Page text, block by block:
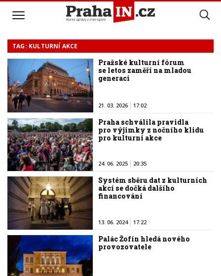
TAG: KULTURNÍ AKCE
Pražské kulturní fórum
se letos zaměří na mladou
generaci
21. 03. 2026 17:02
Praha schválila pravidla
pro výjimky z nočního klidu
pro kulturní akce
24. 06. 2025 20:35
Systém sběru dat z kulturních
akcí se dočká dalšího
financování
13. 06. 2024 17:22
Palác Žofín hledá nového
provozovatele